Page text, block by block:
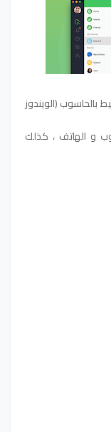
بالحاسوب (الويندوز
و الهاتف ، كذلك